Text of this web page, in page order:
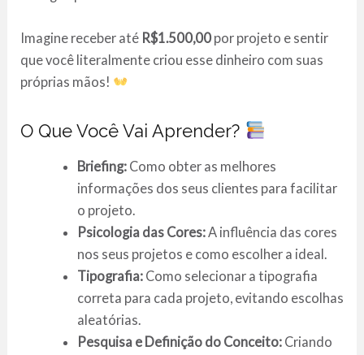
Imagine receber até R$1.500,00por projeto e sentir
que você literalmente criou esse dinheiro com suas
próprias mãos!
O Que Você Vai Aprender?
Briefing:Como obter as melhores
informações dos seus clientes para facilitar
o projeto.
Psicologia das Cores:A influência das cores
nos seus projetos e como escolher a ideal.
Tipografia:Como selecionar a tipografia
correta para cada projeto, evitando escolhas
aleatórias.
Pesquisa e Definição do Conceito:Criando